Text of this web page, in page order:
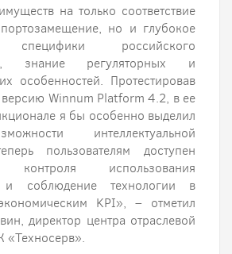
на только соответствие
но и глубокое
специфики российского
знание регуляторных и
особенностей. Протестировав
Winnum Platform 4.2, в ее
я бы особенно выделил
интеллектуальной
пользователям доступен
контроля использования
и соблюдение технологии в
KPI», – отметил
директор центра отраслевой
«Техносерв».